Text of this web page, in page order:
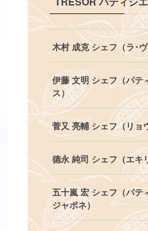
木村 成克 シェフ（ラ･
伊藤 文明 シェフ（パテ
ス）
菅又 亮輔 シェフ（リョ
德永 純司 シェフ（エキ
五十嵐 宏 シェフ（パテ
ジャポネ）